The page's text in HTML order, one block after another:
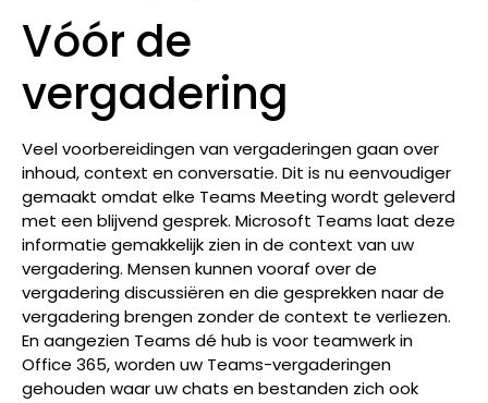
Vóór de
vergadering
Veel voorbereidingen van vergaderingen gaan over
inhoud, context en conversatie. Dit is nu eenvoudiger
gemaakt omdat elke Teams Meeting wordt geleverd
met een blijvend gesprek. Microsoft Teams laat deze
informatie gemakkelijk zien in de context van uw
vergadering. Mensen kunnen vooraf over de
vergadering discussiëren en die gesprekken naar de
vergadering brengen zonder de context te verliezen.
En aangezien Teams dé hub is voor teamwerk in
Office 365, worden uw Teams-vergaderingen
gehouden waar uw chats en bestanden zich ook